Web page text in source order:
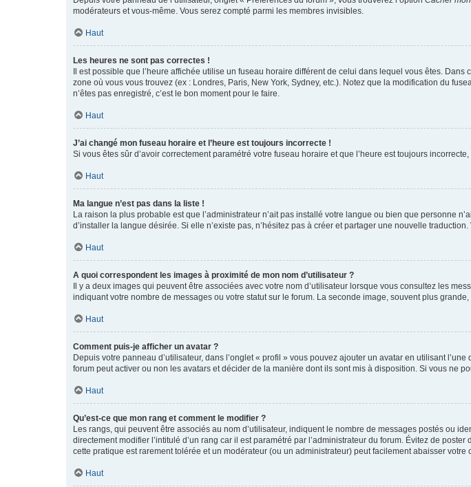
modérateurs et vous-même. Vous serez compté parmi les membres invisibles.
Haut
Les heures ne sont pas correctes !
Il est possible que l’heure affichée utilise un fuseau horaire différent de celui dans lequel vous êtes. Dans
zone où vous vous trouvez (ex : Londres, Paris, New York, Sydney, etc.). Notez que la modification du
n’êtes pas enregistré, c’est le bon moment pour le faire.
Haut
J’ai changé mon fuseau horaire et l’heure est toujours incorrecte !
Si vous êtes sûr d’avoir correctement paramétré votre fuseau horaire et que l’heure est toujours
Haut
Ma langue n’est pas dans la liste !
La raison la plus probable est que l’administrateur n’ait pas installé votre langue ou bien que personne
d’installer la langue désirée. Si elle n’existe pas, n’hésitez pas à créer et partager une nouvelle
Haut
A quoi correspondent les images à proximité de mon nom d’utilisateur ?
Il y a deux images qui peuvent être associées avec votre nom d’utilisateur lorsque vous consultez les
indiquant votre nombre de messages ou votre statut sur le forum. La seconde image, souvent plus
Haut
Comment puis-je afficher un avatar ?
Depuis votre panneau d’utilisateur, dans l’onglet « profil » vous pouvez ajouter un avatar en utilisant
forum peut activer ou non les avatars et décider de la manière dont ils sont mis à disposition. Si vous ne
Haut
Qu’est-ce que mon rang et comment le modifier ?
Les rangs, qui peuvent être associés au nom d’utilisateur, indiquent le nombre de messages postés ou
directement modifier l’intitulé d’un rang car il est paramétré par l’administrateur du forum. Évitez de
cette pratique est rarement tolérée et un modérateur (ou un administrateur) peut facilement abaisser votre
Haut